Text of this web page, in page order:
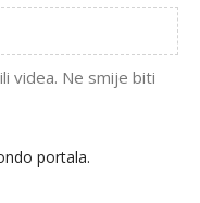
videa. Ne smije biti
portala.